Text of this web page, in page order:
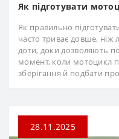
Як підготувати
Як правильно
часто триває довше, ніж
доти, доки дозволяють
момент, коли мотоцикл
зберігання й подбати
28.11.2025